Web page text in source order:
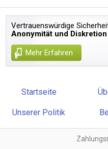
Vertrauenswürdige
Anonymität und Diskretion
Mehr Erfahren
Startseite
Unserer Politik